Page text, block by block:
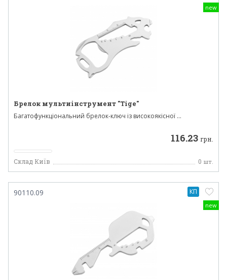
new
Брелок мультиінструмент "Tige"
Багатофункціональний брелок-ключ із високоякісної ...
116.23 грн.
Склад Київ 0 шт.
new
90110.09 КП